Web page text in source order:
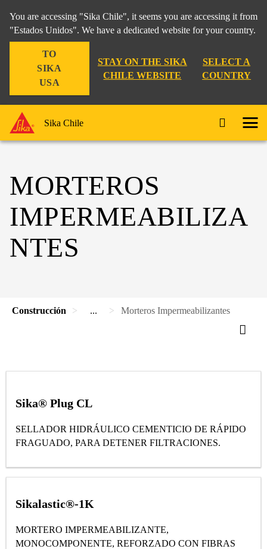
You are accessing "Sika Chile", it seems you are accessing it from
"Estados Unidos". We have a dedicated website for your country.
TO
SIKA
USA
STAY ON THE SIKA
CHILE WEBSITE
SELECT A
COUNTRY
Sika Chile
MORTEROS
IMPERMEABILIZA
NTES
Construcción ... Morteros Impermeabilizantes
Sika® Plug CL
SELLADOR HIDRÁULICO CEMENTICIO DE RÁPIDO
FRAGUADO, PARA DETENER FILTRACIONES.
Sikalastic®-1K
MORTERO IMPERMEABILIZANTE,
MONOCOMPONENTE, REFORZADO CON FIBRAS